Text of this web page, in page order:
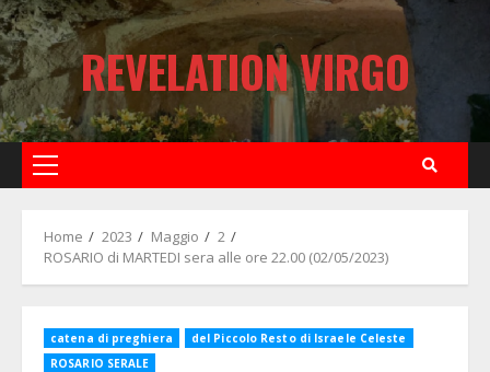
Skip
to
content
REVELATION VIRGO
Primary
Home 2023 Maggio
2
ROSARIO di MARTEDI sera alle ore 22.00 (02/05/2023)
catena di preghiera
del Piccolo Resto di Israele Celeste
ROSARIO SERALE